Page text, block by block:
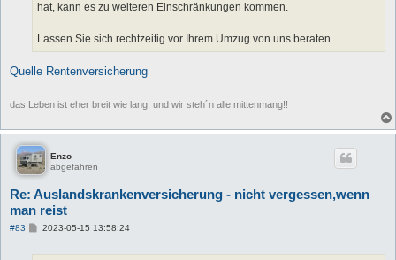
hat, kann es zu weiteren Einschränkungen kommen.
Lassen Sie sich rechtzeitig vor Ihrem Umzug von uns beraten
Quelle Rentenversicherung
das Leben ist eher breit wie lang, und wir steh´n alle mittenmang!!
Enzo
abgefahren
Re: Auslandskrankenversicherung - nicht vergessen,wenn
man reist
#83
B2023-05-15 13:58:24